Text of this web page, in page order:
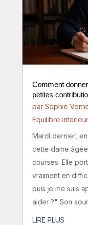
Comment
petites
par Sophie
Equilibre interieur
Mardi dernier,
cette dame
courses. Elle
vraiment en
puis je me suis
aider ?" Son
LIRE PLUS